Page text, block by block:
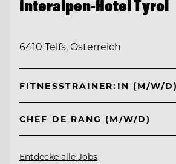
Interalpen-Hotel Tyrol
6410 Telfs, Österreich
FITNESSTRAINER:IN (M/W/D)
CHEF DE RANG (M/W/D)
Entdecke alle Jobs